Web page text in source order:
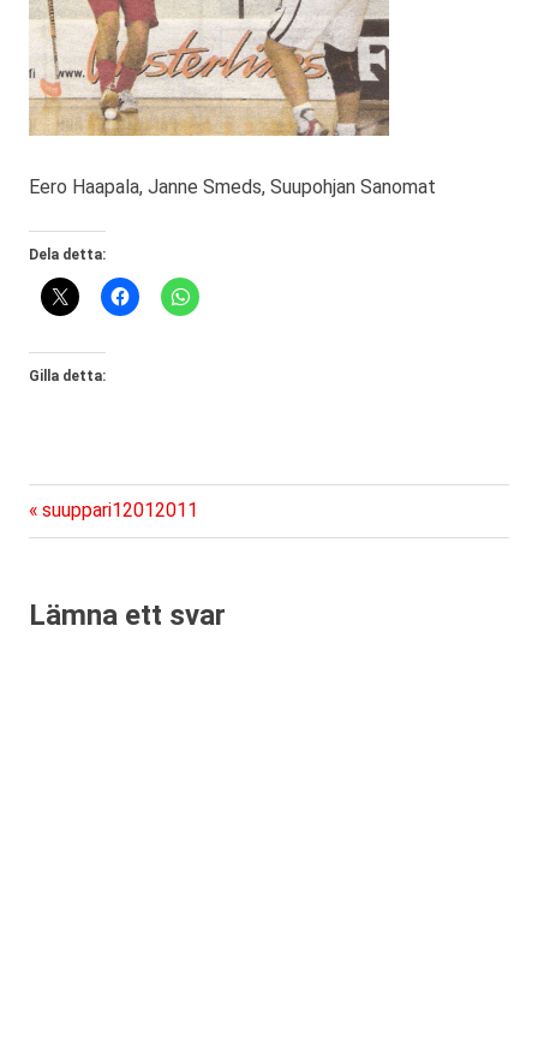
Eero Haapala, Janne Smeds, Suupohjan Sanomat
Dela detta:
Gilla detta:
Inläggsnavigering
Föregående
inlägg:
suuppari12012011
Lämna ett svar